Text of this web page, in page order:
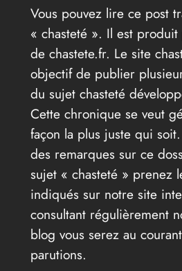
Vous pouvez lire ce post
« chasteté ». Il est
de chastete.fr. Le site
objectif de publier
du sujet chasteté
Cette chronique se veut
façon la plus juste qui
des remarques sur ce
sujet « chasteté » prenez
indiqués sur notre site
consultant régulièrement
blog vous serez au
parutions.